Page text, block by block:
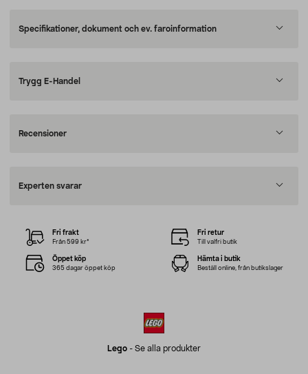
Specifikationer, dokument och ev. faroinformation
Trygg E-Handel
Recensioner
Experten svarar
Lego - Se alla produkter
Fri frakt
Från 599 kr*
Fri retur
Till valfri butik
Öppet köp
365 dagar öppet köp
Hämta i butik
Beställ online, från butikslager